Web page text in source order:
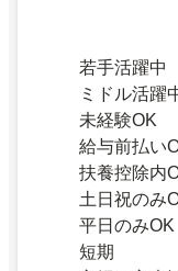
若手活躍中
ミドル活躍
未経験OK
給与前払い
扶養控除内
土日祝のみ
平日のみOK
短期